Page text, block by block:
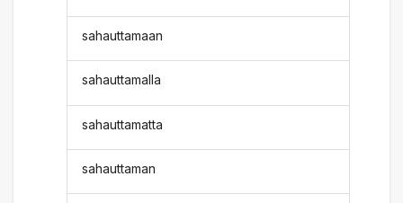
sahauttamaan
sahauttamalla
sahauttamatta
sahauttaman